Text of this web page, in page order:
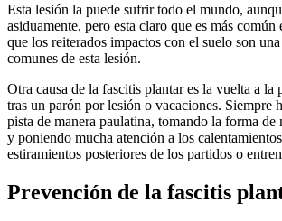
Esta lesión la puede sufrir todo el mundo,
asiduamente, pero esta claro que es más común
que los reiterados impactos con el suelo son una
comunes de esta lesión.
Otra causa de la fascitis plantar es la vuelta a la
tras un parón por lesión o vacaciones. Siempre
pista de manera paulatina, tomando la forma de
y poniendo mucha atención a los
estiramientos posteriores de los partidos o
Prevención de la fascitis